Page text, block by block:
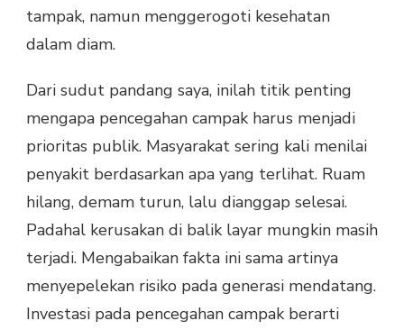
tampak, namun menggerogoti kesehatan
dalam diam.
Dari sudut pandang saya, inilah titik penting
mengapa pencegahan campak harus menjadi
prioritas publik. Masyarakat sering kali menilai
penyakit berdasarkan apa yang terlihat. Ruam
hilang, demam turun, lalu dianggap selesai.
Padahal kerusakan di balik layar mungkin masih
terjadi. Mengabaikan fakta ini sama artinya
menyepelekan risiko pada generasi mendatang.
Investasi pada pencegahan campak berarti